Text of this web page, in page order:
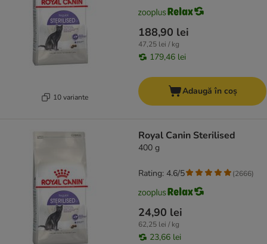
10 variante
188,90 lei
47,25 lei / kg
179,46 lei
Adaugă în coș
Royal Canin Sterilised
400 g
24,90 lei
62,25 lei / kg
23,66 lei
Rating: 4.6/5 (2666)